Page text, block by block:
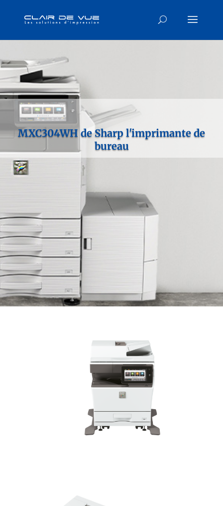
MXC304WH de Sharp l'imprimante de
bureau